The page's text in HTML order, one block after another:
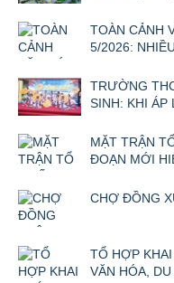
TOÀN CẢNH
5/2026:
TRƯỜNG
SINH: KHI ÁP
MẶT TRẬN
ĐOẠN MỚI
CHỢ ĐỒNG
TỔ HỢP
VĂN HÓA, DU